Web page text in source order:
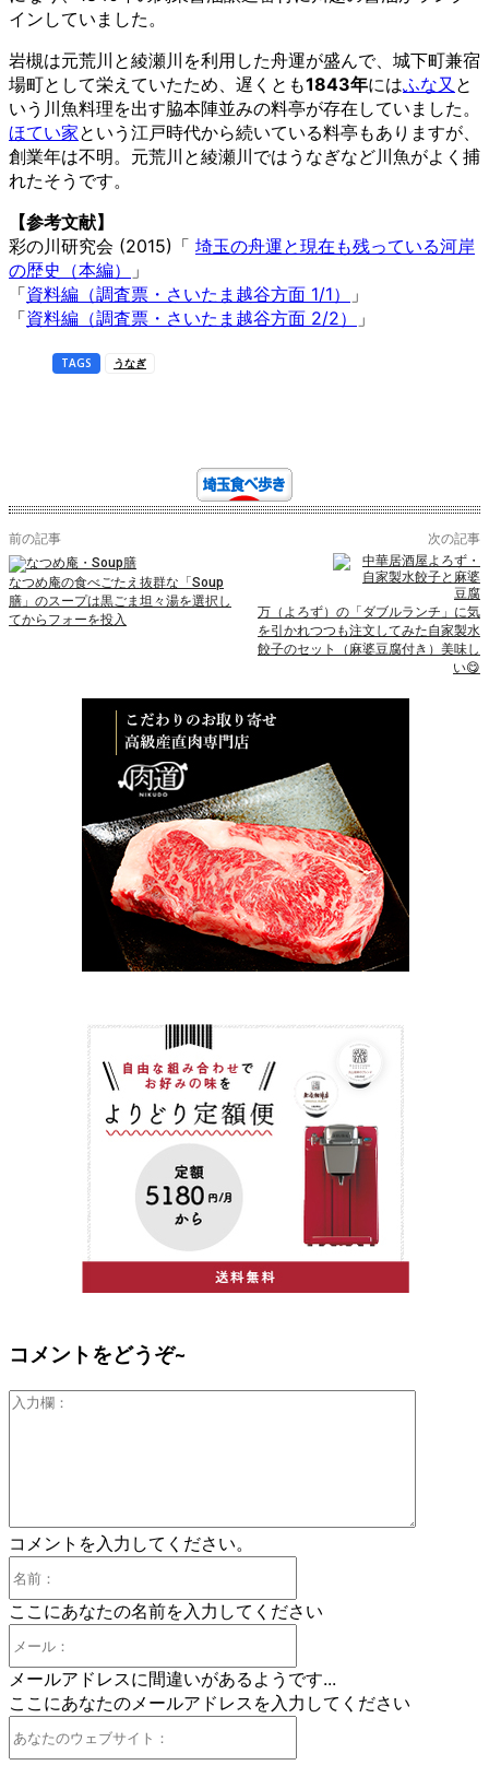
インしていました。
岩槻は元荒川と綾瀬川を利用した舟運が盛んで、城下町兼宿
場町として栄えていたため、遅くとも1843年にはふな又 と
いう川魚料理を出す脇本陣並みの料亭が存在していました。
ほてい家という江戸時代から続いている料亭もありますが、
創業年は不明。元荒川と綾瀬川ではうなぎなど川魚がよく捕
れたそうです。
【参考文献】
彩の川研究会 (2015)「 埼玉の舟運と現在も残っている河岸
の歴史（本編）
」
「資料編（調査票・さいたま越谷方面 1/1）
」
「資料編（調査票・さいたま越谷方面 2/2） 」
TAGS うなぎ
前の記事
なつめ庵の食べごたえ抜群な「Soup
膳」のスープは黒ごま坦々湯を選択し
てからフォーを投入
次の記事
万（よろず）の「ダブルランチ」に気
を引かれつつも注文してみた自家製水
餃子のセット（麻婆豆腐付き）美味し
い😋
コメントをどうぞ~
コメントを入力してください。
ここにあなたの名前を入力してください
ル：
メールアドレスに間違いがあるようです...
ここにあなたのメールアドレスを入力してください